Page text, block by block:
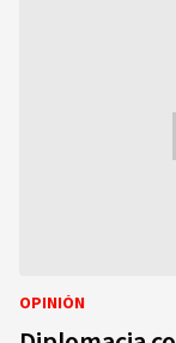
OPINIÓN